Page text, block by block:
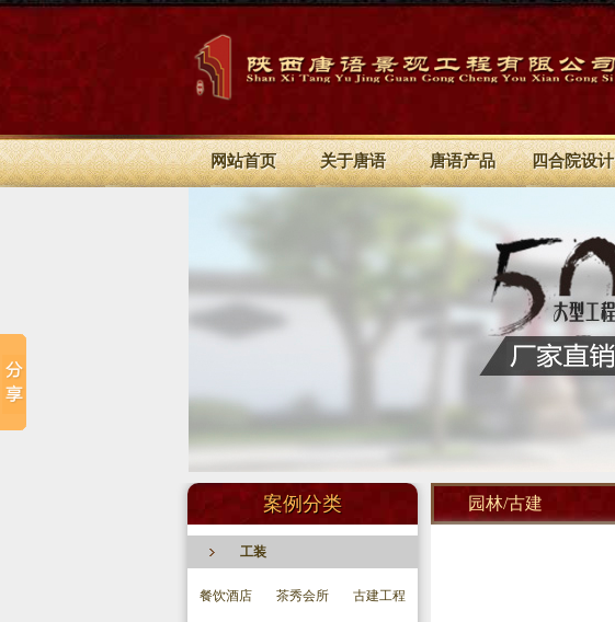
网站首页 关于唐语 唐语产品 四合院设计
案例分类
工装
餐饮酒店 茶秀会所 古建工程
园林/古建